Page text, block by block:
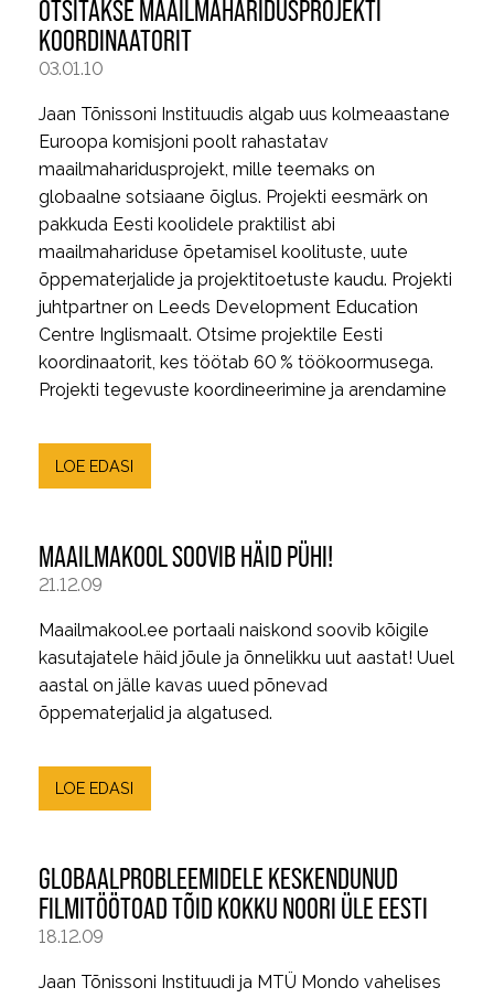
OTSITAKSE MAAILMAHARIDUSPROJEKTI
KOORDINAATORIT
03.01.10
Jaan Tõnissoni Instituudis algab uus kolmeaastane
Euroopa komisjoni poolt rahastatav
maailmaharidusprojekt, mille teemaks on
globaalne sotsiaane õiglus. Projekti eesmärk on
pakkuda Eesti koolidele praktilist abi
maailmahariduse õpetamisel koolituste, uute
õppematerjalide ja projektitoetuste kaudu. Projekti
juhtpartner on Leeds Development Education
Centre Inglismaalt. Otsime projektile Eesti
koordinaatorit, kes töötab 60 % töökoormusega.
Projekti tegevuste koordineerimine ja arendamine
LOE EDASI
MAAILMAKOOL SOOVIB HÄID PÜHI!
21.12.09
Maailmakool.ee portaali naiskond soovib kõigile
kasutajatele häid jõule ja õnnelikku uut aastat! Uuel
aastal on jälle kavas uued põnevad
õppematerjalid ja algatused.
LOE EDASI
GLOBAALPROBLEEMIDELE KESKENDUNUD
FILMITÖÖTOAD TÕID KOKKU NOORI ÜLE EESTI
18.12.09
Jaan Tõnissoni Instituudi ja MTÜ Mondo vahelises